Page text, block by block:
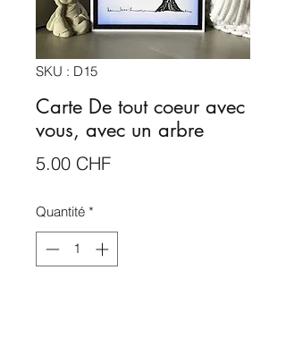
SKU : D15
Carte De tout coeur avec
vous, avec un arbre
5.00 CHFPrix
Quantité *